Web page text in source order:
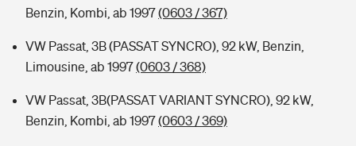
Benzin, Kombi, ab 1997(0603 / 367)
VW Passat, 3B (PASSAT SYNCRO), 92 kW, Benzin,
Limousine, ab 1997(0603 / 368)
VW Passat, 3B(PASSAT VARIANT SYNCRO), 92 kW,
Benzin, Kombi, ab 1997(0603 / 369)